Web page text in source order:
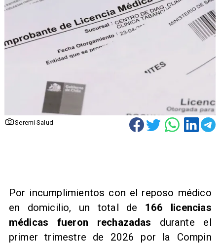
Seremi Salud
Por incumplimientos con el reposo médico
en domicilio, un total de 166 licencias
médicas fueron rechazadas durante el
primer trimestre de 2026 por la Compin